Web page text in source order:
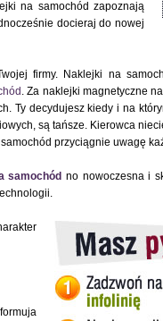
na samochód zapoznają
docieraj do nowej
firmy. Naklejki na
. Za naklejki magnetyczne
Ty decydujesz kiedy i na
są tańsze. Kierowca
przyciągnie uwagę
samochód no nowoczesna i